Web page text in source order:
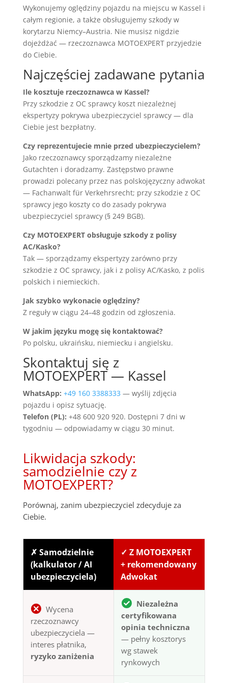
Wykonujemy oględziny pojazdu na miejscu w Kassel i
całym regionie, a także obsługujemy szkody w
korytarzu Niemcy–Austria. Nie musisz nigdzie
dojeżdżać — rzeczoznawca MOTOEXPERT przyjedzie
do Ciebie.
Najczęściej zadawane pytania
Ile kosztuje rzeczoznawca w Kassel?
Przy szkodzie z OC sprawcy koszt niezależnej
ekspertyzy pokrywa ubezpieczyciel sprawcy — dla
Ciebie jest bezpłatny.
Czy reprezentujecie mnie przed ubezpieczycielem?
Jako rzeczoznawcy sporządzamy niezależne
Gutachten i doradzamy. Zastępstwo prawne
prowadzi polecany przez nas polskojęzyczny adwokat
— Fachanwalt für Verkehrsrecht; przy szkodzie z OC
sprawcy jego koszty co do zasady pokrywa
ubezpieczyciel sprawcy (§ 249 BGB).
Czy MOTOEXPERT obsługuje szkody z polisy
AC/Kasko?
Tak — sporządzamy ekspertyzy zarówno przy
szkodzie z OC sprawcy, jak i z polisy AC/Kasko, z polis
polskich i niemieckich.
Jak szybko wykonacie oględziny?
Z reguły w ciągu 24–48 godzin od zgłoszenia.
W jakim języku mogę się kontaktować?
Po polsku, ukraińsku, niemiecku i angielsku.
Skontaktuj się z
MOTOEXPERT — Kassel
WhatsApp: +49 160 3388333 — wyślij zdjęcia
pojazdu i opisz sytuację.
Telefon (PL): +48 600 920 920. Dostępni 7 dni w
tygodniu — odpowiadamy w ciągu 30 minut.
Likwidacja szkody:
samodzielnie czy z
MOTOEXPERT?
Porównaj, zanim ubezpieczyciel zdecyduje za
Ciebie.
✗ Samodzielnie
(kalkulator / AI
ubezpieczyciela)
✓ Z MOTOEXPERT
+ rekomendowany
Adwokat
Wycena
rzeczoznawcy
ubezpieczyciela —
interes płatnika,
ryzyko zaniżenia
Niezależna
certyfikowana
opinia techniczna
— pełny kosztorys
wg stawek
rynkowych